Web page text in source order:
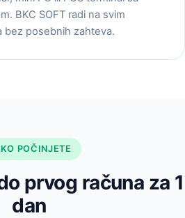
BKC SOFT radi na svim
bez posebnih zahteva.
POČINJETE
prvog računa za 1
dan